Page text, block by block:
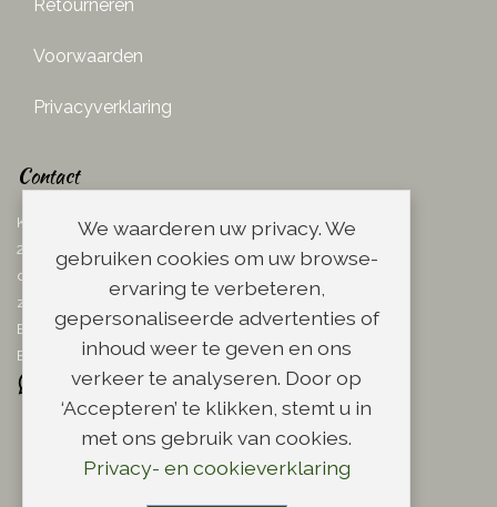
Retourneren
Voorwaarden
Privacyverklaring
Contact
Ketelboetersteeg 29
2311 TN Leiden
dins. - vrij. 08.00 - 17.00 uur
zaterdag 08.00 - 13.00 uur
Email:info@scheerwinkel.nl
Bel: 071 - 5128188
Copyright
We waarderen uw privacy. We
gebruiken cookies om uw browse-
ervaring te verbeteren,
gepersonaliseerde advertenties of
inhoud weer te geven en ons
verkeer te analyseren. Door op
‘Accepteren’ te klikken, stemt u in
met ons gebruik van cookies.
Privacy- en cookieverklaring